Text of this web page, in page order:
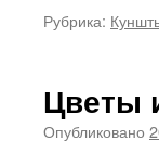
Рубрика:
Цветы
Опубликовано